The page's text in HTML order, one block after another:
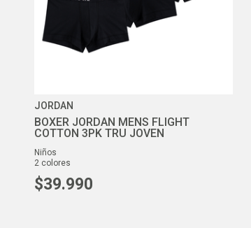
JORDAN
BOXER JORDAN MENS FLIGHT
COTTON 3PK TRU JOVEN
niños
2 colores
$39.990